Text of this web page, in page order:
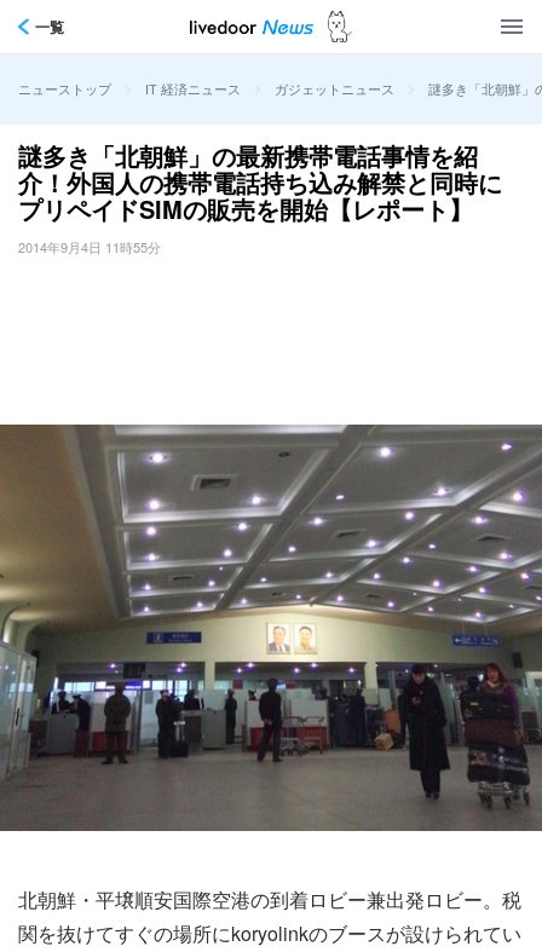
一覧
ニューストップ > IT 経済ニュース > ガジェットニュース > 謎多き「北朝鮮」
謎多き「北朝鮮」の最新携帯電話事情を紹
介！外国人の携帯電話持ち込み解禁と同時に
プリペイドSIMの販売を開始【レポート】
2014年9月4日 11時55分
北朝鮮・平壌順安国際空港の到着ロビー兼出発ロビー。税
関を抜けてすぐの場所にkoryolinkのブースが設けられてい